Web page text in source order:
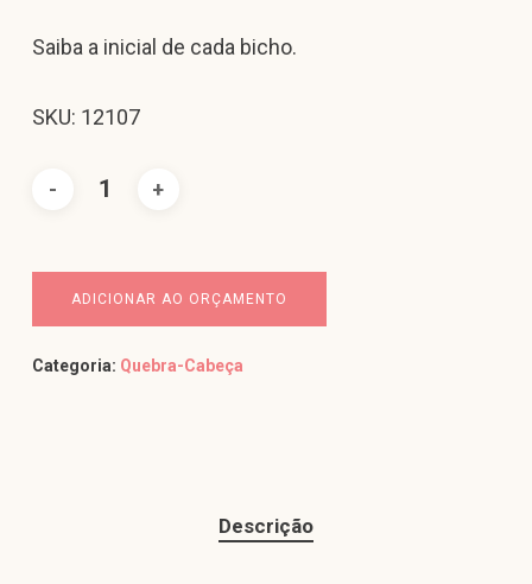
Saiba a inicial de cada bicho.
SKU: 12107
ADICIONAR AO ORÇAMENTO
Categoria: Quebra-Cabeça
Descrição